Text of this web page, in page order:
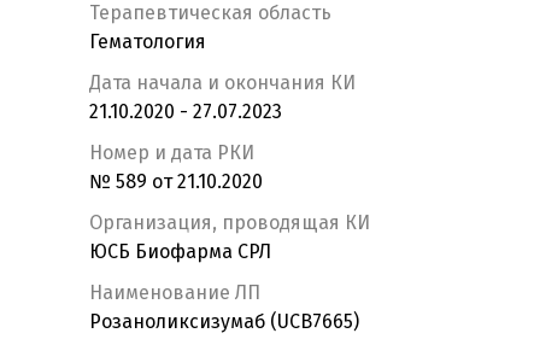
Терапевтическая область
Гематология
Дата начала и окончания КИ
21.10.2020 - 27.07.2023
Номер и дата РКИ
№ 589 от 21.10.2020
Организация, проводящая КИ
ЮСБ Биофарма СРЛ
Наименование ЛП
Розаноликсизумаб (UCB7665)